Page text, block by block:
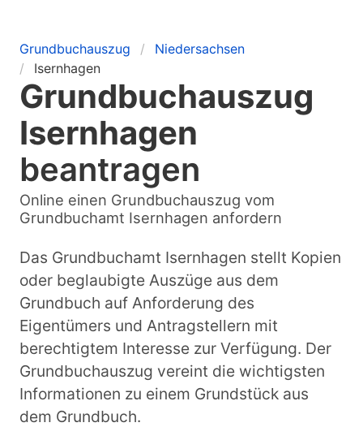
Grundbuchauszug
Niedersachsen
Isernhagen
Grundbuchauszug
Isernhagen
beantragen
Online einen Grundbuchauszug vom
Grundbuchamt Isernhagen anfordern
Das Grundbuchamt Isernhagen stellt Kopien
oder beglaubigte Auszüge aus dem
Grundbuch auf Anforderung des
Eigentümers und Antragstellern mit
berechtigtem Interesse zur Verfügung. Der
Grundbuchauszug vereint die wichtigsten
Informationen zu einem Grundstück aus
dem Grundbuch.